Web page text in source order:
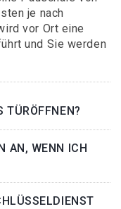
je nach
vor Ort eine
und Sie werden
TÜRÖFFNEN?
AN, WENN ICH